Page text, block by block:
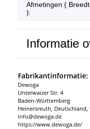
Afmetingen (
):
Informatie
Fabrikantinformatie:
Dewoga
Unterwaizer Str. 4
Baden-Württemberg
Heinersreuth, Deutschland,
info@dewoga.de
https://www.dewoga.de/